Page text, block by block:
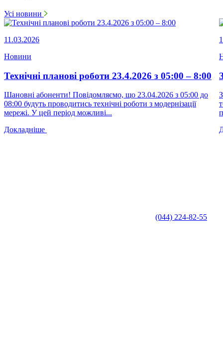
Усі новини
11.03.2026
Новини
Технічні планові роботи 23.4.2026 з 05:00 – 8:00
Шановні абоненти! Повідомляємо, що 23.04.2026 з 05:00 до
08:00 будуть проводитись технічні роботи з модернізації
мережі. У цей період можливі...
Докладніше
(044) 224-82-55